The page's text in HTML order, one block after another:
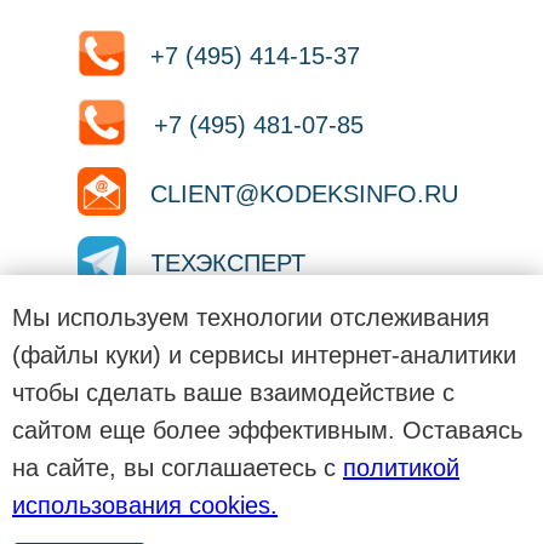
Мы используем технологии отслеживания
(файлы куки) и сервисы интернет-аналитики
чтобы сделать ваше взаимодействие с
сайтом еще более эффективным. Оставаясь
на сайте, вы соглашаетесь с политикой
использования cookies.
+7 (495) 414-15-37
+7 (495) 481-07-85
CLIENT@KODEKSINFO.RU
ТЕХЭКСПЕРТ
ТЕХЭКСПЕРТ
ТЕХЭКСПЕРТ
Сайт использует файлы cookies.
Условия использования см. в